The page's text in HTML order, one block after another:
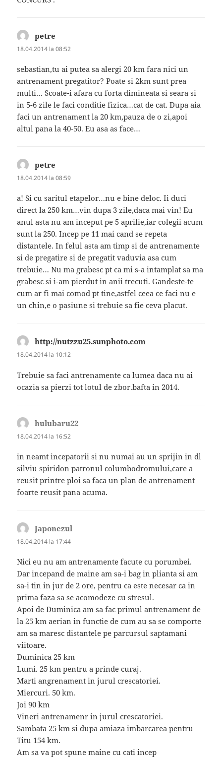
petre
18.04.2014 la 08:52
sebastian,tu ai putea sa alergi 20 km fara nici un
antrenament pregatitor? Poate si 2km sunt prea
multi… Scoate-i afara cu forta dimineata si seara si
in 5-6 zile le faci conditie fizica…cat de cat. Dupa aia
faci un antrenament la 20 km,pauza de o zi,apoi
altul pana la 40-50. Eu asa as face…
petre
18.04.2014 la 08:59
a! Si cu saritul etapelor…nu e bine deloc. Ii duci
direct la 250 km…vin dupa 3 zile,daca mai vin! Eu
anul asta nu am inceput pe 5 aprilie,iar colegii acum
sunt la 250. Incep pe 11 mai cand se repeta
distantele. In felul asta am timp si de antrenamente
si de pregatire si de pregatit vaduvia asa cum
trebuie… Nu ma grabesc pt ca mi s-a intamplat sa ma
grabesc si i-am pierdut in anii trecuti. Gandeste-te
cum ar fi mai comod pt tine,astfel ceea ce faci nu e
un chin,e o pasiune si trebuie sa fie ceva placut.
http://nutzzu25.sunphoto.com
18.04.2014 la 10:12
Trebuie sa faci antrenamente ca lumea daca nu ai
ocazia sa pierzi tot lotul de zbor.bafta in 2014.
hulubaru22
18.04.2014 la 16:52
in neamt incepatorii si nu numai au un sprijin in dl
silviu spiridon patronul columbodromului,care a
reusit printre ploi sa faca un plan de antrenament
foarte reusit pana acuma.
Japonezul
18.04.2014 la 17:44
Nici eu nu am antrenamente facute cu porumbei.
Dar incepand de maine am sa-i bag in plianta si am
sa-i tin in jur de 2 ore, pentru ca este necesar ca in
prima faza sa se acomodeze cu stresul.
Apoi de Duminica am sa fac primul antrenament de
la 25 km aerian in functie de cum au sa se comporte
am sa maresc distantele pe parcursul saptamani
viitoare.
Duminica 25 km
Lumi. 25 km pentru a prinde curaj.
Marti angrenament in jurul crescatoriei.
Miercuri. 50 km.
Joi 90 km
Vineri antrenamenr in jurul crescatoriei.
Sambata 25 km si dupa amiaza imbarcarea pentru
Titu 154 km.
Am sa va pot spune maine cu cati incep